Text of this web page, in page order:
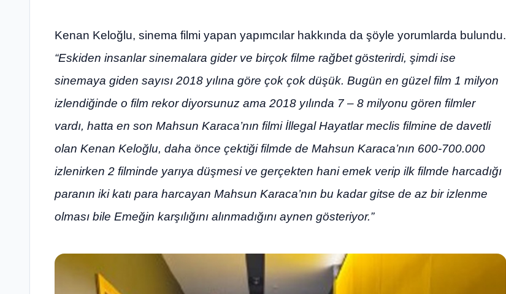
Kenan Keloğlu, sinema filmi yapan yapımcılar hakkında da şöyle yorumlarda bulundu.
“Eskiden insanlar sinemalara gider ve birçok filme rağbet gösterirdi, şimdi ise
sinemaya giden sayısı 2018 yılına göre çok çok düşük. Bugün en güzel film 1 milyon
izlendiğinde o film rekor diyorsunuz ama 2018 yılında 7 – 8 milyonu gören filmler
vardı, hatta en son Mahsun Karaca’nın filmi İllegal Hayatlar meclis filmine de davetli
olan Kenan Keloğlu, daha önce çektiği filmde de Mahsun Karaca’nın 600-700.000
izlenirken 2 filminde yarıya düşmesi ve gerçekten hani emek verip ilk filmde harcadığı
paranın iki katı para harcayan Mahsun Karaca’nın bu kadar gitse de az bir izlenme
olması bile Emeğin karşılığını alınmadığını aynen gösteriyor.”